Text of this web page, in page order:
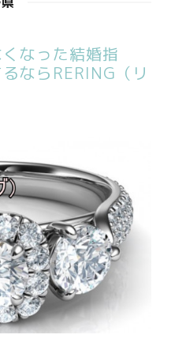
なった結婚指
ならRERING（リ